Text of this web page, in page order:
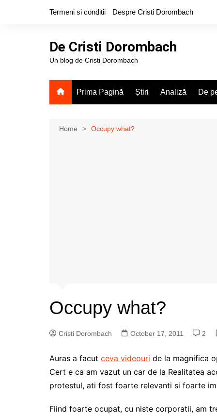
Termeni si conditii Despre Cristi Dorombach
De Cristi Dorombach
Un blog de Cristi Dorombach
Prima Pagină Știri Analiză De
Home Occupy what?
Occupy what?
Cristi Dorombach October 17, 2011 2
Auras a facut ceva videouri de la magnifica
Cert e ca am vazut un car de la Realitatea
protestul, ati fost foarte relevanti si foarte
Fiind foarte ocupat, cu niste corporatii, am